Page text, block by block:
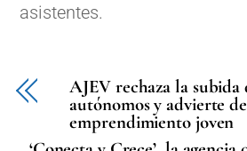
asistentes.
AJEV rechaza la subida
autónomos y advierte
emprendimiento joven